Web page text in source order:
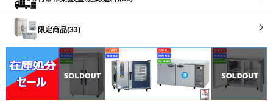
限定商品(33)